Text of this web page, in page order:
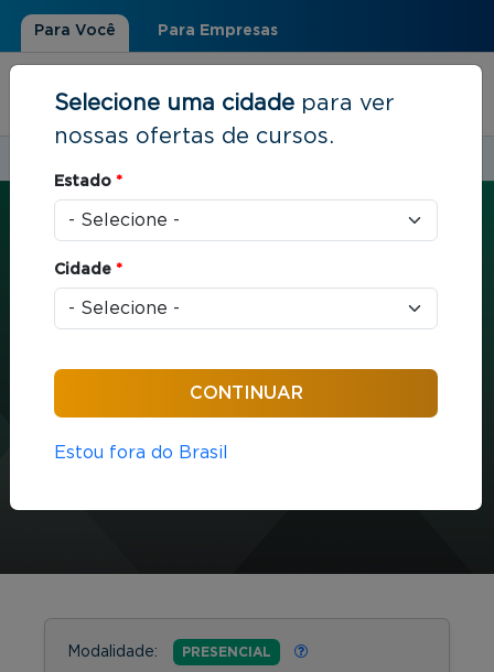
Para Você Para Empresas
Você está aqui
Economia e Finanças
CURTA E MÉDIA DURAÇÃO
Modalidade: PRESENCIAL
Selecione uma cidade para ver
nossas ofertas de cursos.
Estado *
Cidade *
Estou fora do Brasil